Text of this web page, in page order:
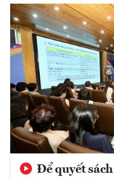
Để quyết